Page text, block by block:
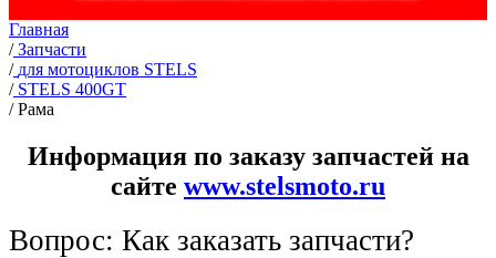
Главная
/ Запчасти
/ для мотоциклов STELS
/ STELS 400GT
/Рама
Информация по заказу запчастей на
сайте www.stelsmoto.ru
Вопрос: Как заказать запчасти?